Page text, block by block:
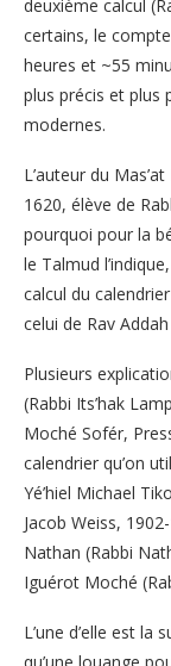
deuxième calcul
certains, le
heures et ~55
plus précis et plus
modernes.
L’auteur du
1620, élève de
pourquoi pour la
le Talmud
calcul du
celui de Rav Addah
Plusieurs
(Rabbi Its’hak
Moché Sofér,
calendrier qu’on
Yé’hiel Michael
Jacob Weiss,
Nathan (Rabbi
Iguérot Moché
L’une d’elle est la